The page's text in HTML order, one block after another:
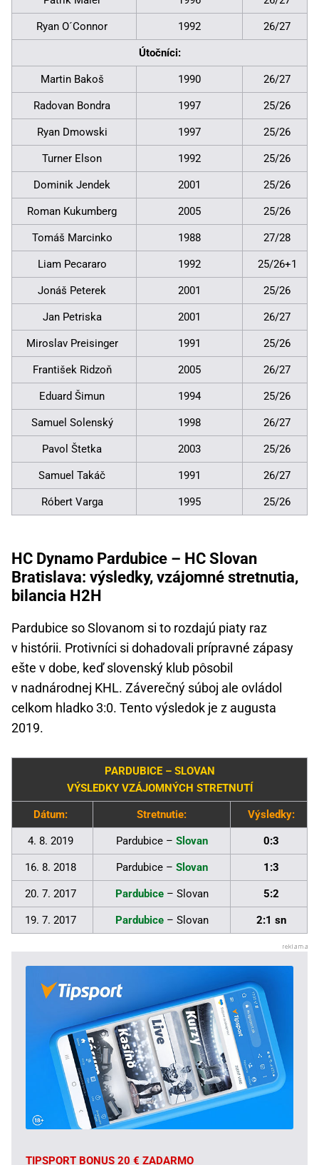
Ryan O´Connor 1992 26/27
Útočníci:
Martin Bakoš 1990 26/27
Radovan Bondra 1997 25/26
Ryan Dmowski 1997 25/26
Turner Elson 1992 25/26
Dominik Jendek 2001 25/26
Roman Kukumberg 2005 25/26
Tomáš Marcinko 1988 27/28
Liam Pecararo 1992 25/26+1
Jonáš Peterek 2001 25/26
Jan Petriska 2001 26/27
Miroslav Preisinger 1991 25/26
František Ridzoň 2005 26/27
Eduard Šimun 1994 25/26
Samuel Solenský 1998 26/27
Pavol Štetka 2003 25/26
Samuel Takáč 1991 26/27
Róbert Varga 1995 25/26
HC Dynamo Pardubice – HC Slovan
Bratislava: výsledky, vzájomné stretnutia,
bilancia H2H
Pardubice so Slovanom si to rozdajú piaty raz
v histórii. Protivníci si dohadovali prípravné zápasy
ešte v dobe, keď slovenský klub pôsobil
v nadnárodnej KHL. Záverečný súboj ale ovládol
celkom hladko 3:0. Tento výsledok je z augusta
2019.
PARDUBICE – SLOVAN
VÝSLEDKY VZÁJOMNÝCH STRETNUTÍ
Dátum: Stretnutie: Výsledky:
4. 8. 2019 Pardubice – Slovan 0:3
16. 8. 2018 Pardubice – Slovan 1:3
20. 7. 2017 Pardubice– Slovan 5:2
19. 7. 2017 Pardubice– Slovan 2:1 sn
TIPSPORT BONUS 20 € ZADARMO